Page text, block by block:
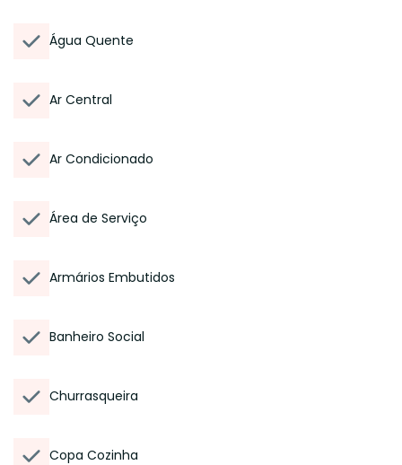
Água Quente
Ar Central
Ar Condicionado
Área de Serviço
Armários Embutidos
Banheiro Social
Churrasqueira
Copa Cozinha